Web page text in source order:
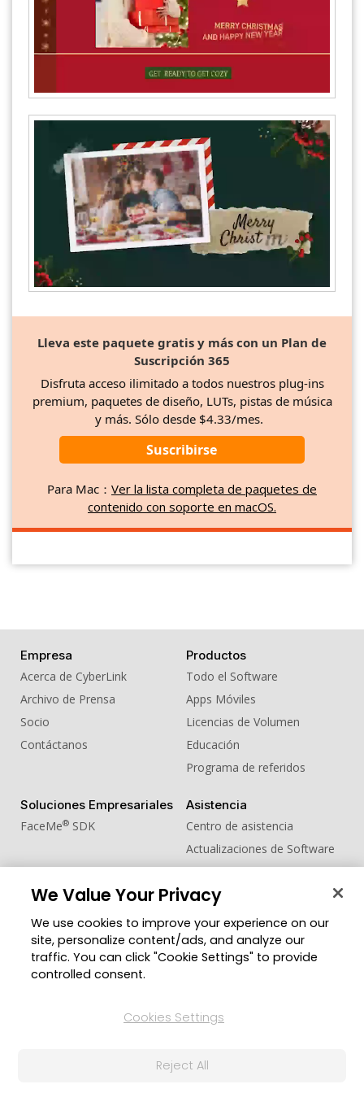
Lleva este paquete gratis y más con un Plan de
Suscripción 365
Disfruta acceso ilimitado a todos nuestros plug-ins
premium, paquetes de diseño, LUTs, pistas de música
y más. Sólo desde $4.33/mes.
Suscribirse
Para Mac： Ver la lista completa de paquetes de
contenido con soporte en macOS.
Empresa
Acerca de CyberLink
Archivo de Prensa
Socio
Contáctanos
Productos
Todo el Software
Apps Móviles
Licencias de Volumen
Educación
Programa de referidos
Soluciones Empresariales
FaceMe® SDK
Asistencia
Centro de asistencia
Actualizaciones de Software
Centro de Aprendizaje
Zona de Miembros
Blog
Cambiar región
We Value Your Privacy
We use cookies to improve your experience on our
site, personalize content/ads, and analyze our
traffic. You can click "Cookie Settings" to provide
controlled consent.
Cookies Settings
Reject All